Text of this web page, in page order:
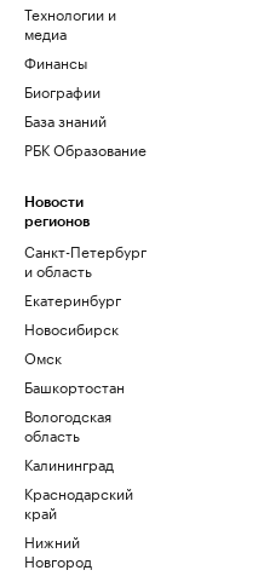
Технологии и
медиа
Финансы
Биографии
База знаний
РБК Образование
Новости
регионов
Санкт-Петербург
и область
Екатеринбург
Новосибирск
Омск
Башкортостан
Вологодская
область
Калининград
Краснодарский
край
Нижний
Новгород